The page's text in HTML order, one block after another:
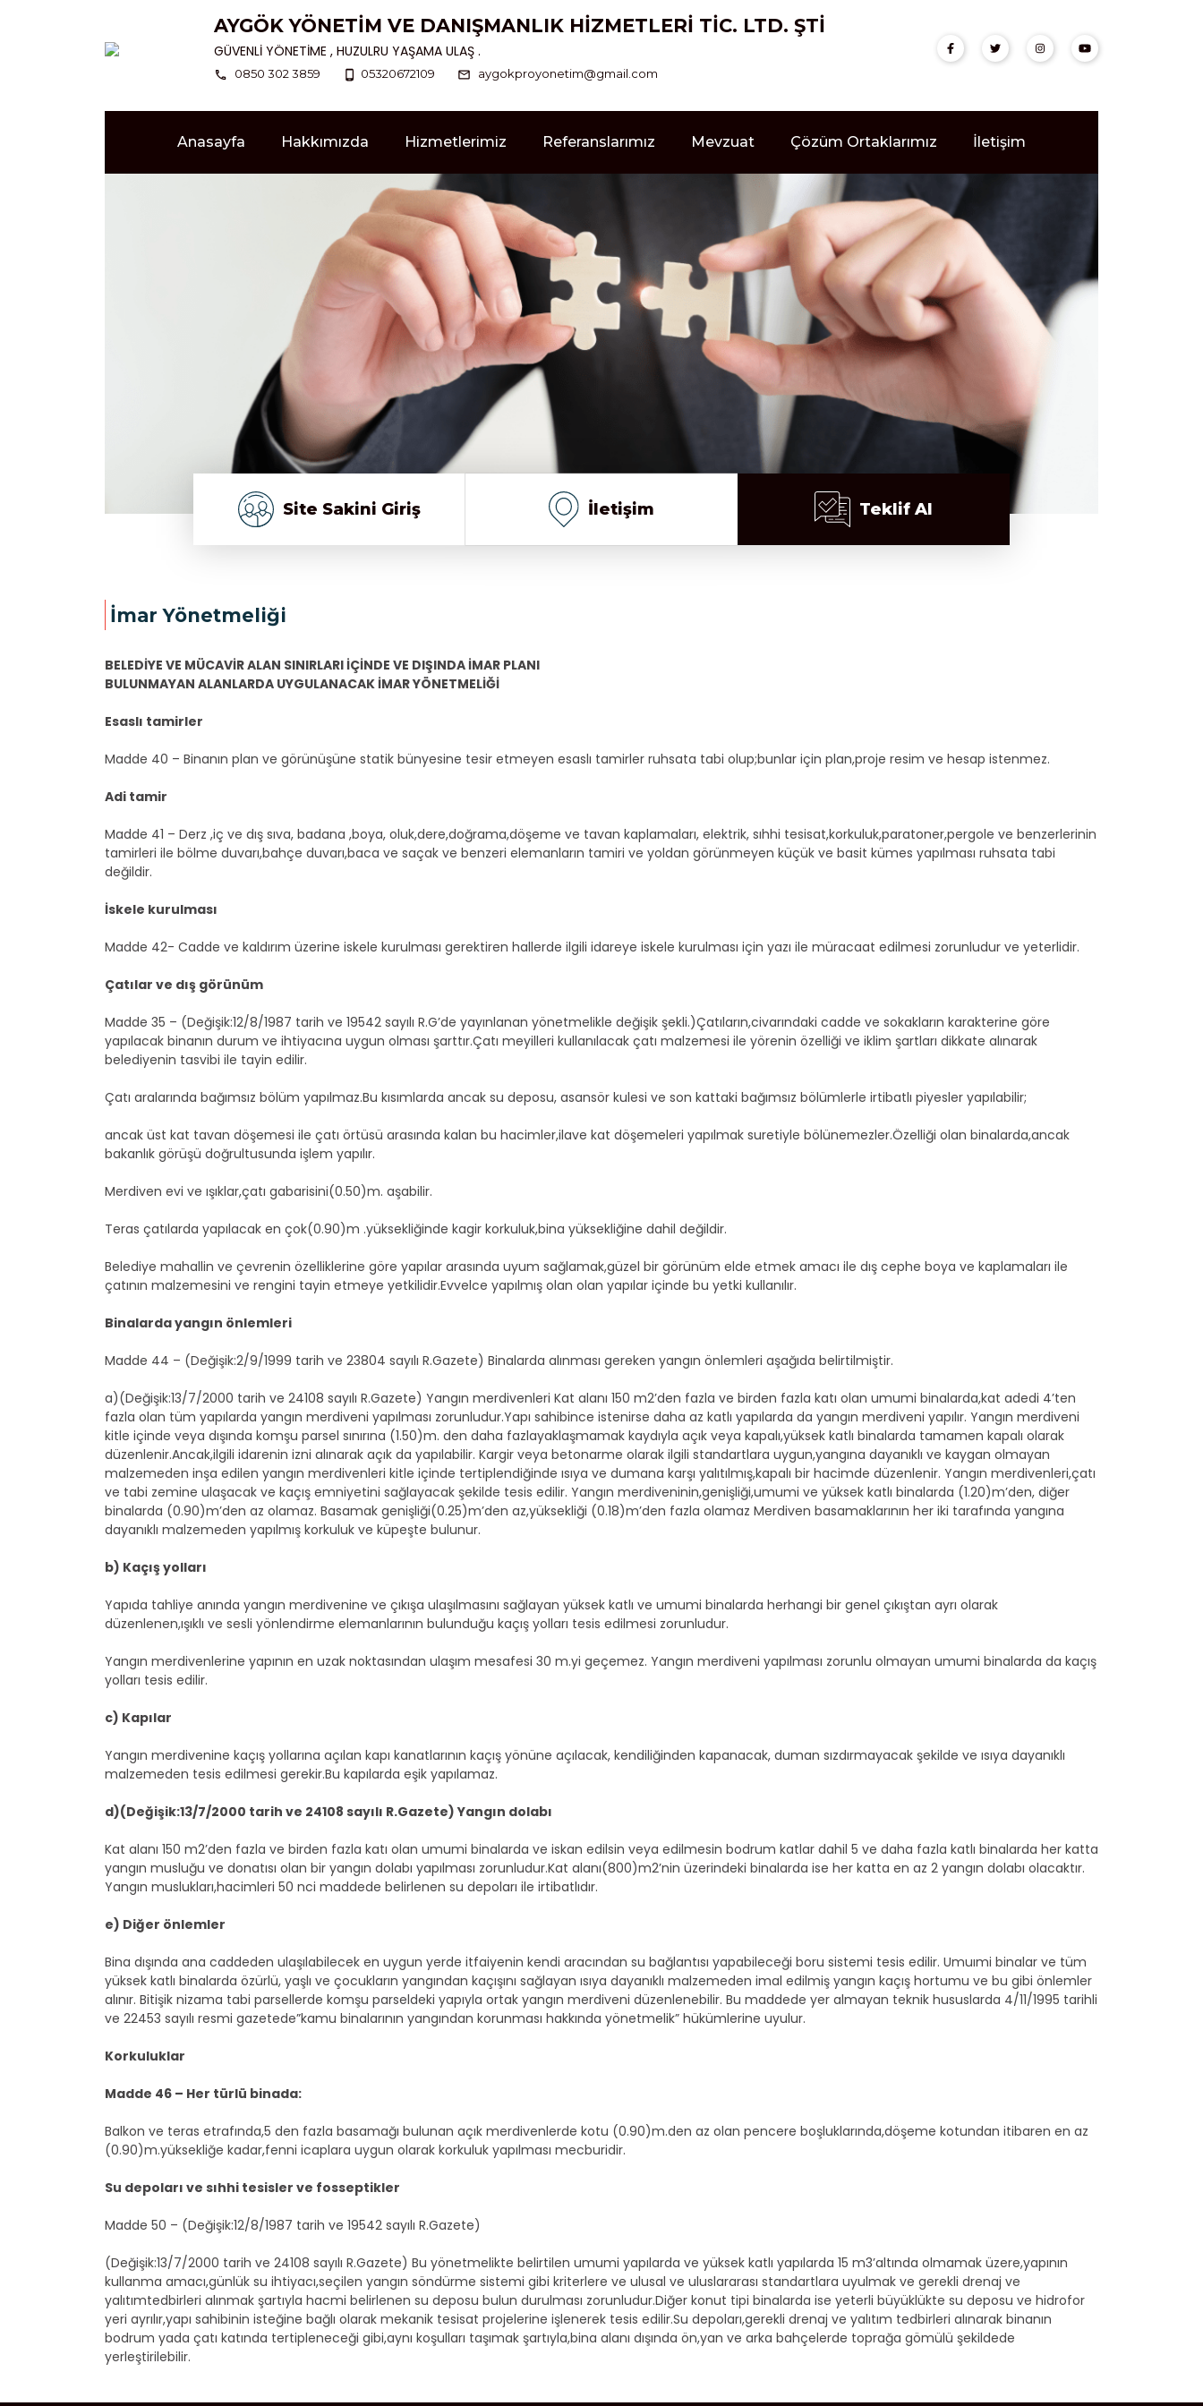
AYGÖK YÖNETİM VE DANIŞMANLIK HİZMETLERİ TİC. LTD. ŞTİ
GÜVENLİ YÖNETİME , HUZULRU YAŞAMA ULAŞ .
0850 302 3859 05320672109 aygokproyonetim@gmail.com
Anasayfa Hakkımızda Hizmetlerimiz Referanslarımız Mevzuat Çözüm Ortaklarımız İletişim
Site Sakini Giriş İletişim Teklif Al
İmar Yönetmeliği
BELEDİYE VE MÜCAVİR ALAN SINIRLARI İÇİNDE VE DIŞINDA İMAR PLANI
BULUNMAYAN ALANLARDA UYGULANACAK İMAR YÖNETMELİĞİ
Esaslı tamirler
Madde 40 – Binanın plan ve görünüşüne statik bünyesine tesir etmeyen esaslı tamirler ruhsata tabi olup;bunlar için plan,proje resim ve hesap istenmez.
Adi tamir
Madde 41 – Derz ,iç ve dış sıva, badana ,boya, oluk,dere,doğrama,döşeme ve tavan kaplamaları, elektrik, sıhhi tesisat,korkuluk,paratoner,pergole ve benzerlerinin
tamirleri ile bölme duvarı,bahçe duvarı,baca ve saçak ve benzeri elemanların tamiri ve yoldan görünmeyen küçük ve basit kümes yapılması ruhsata tabi
değildir.
İskele kurulması
Madde 42- Cadde ve kaldırım üzerine iskele kurulması gerektiren hallerde ilgili idareye iskele kurulması için yazı ile müracaat edilmesi zorunludur ve yeterlidir.
Çatılar ve dış görünüm
Madde 35 – (Değişik:12/8/1987 tarih ve 19542 sayılı R.G’de yayınlanan yönetmelikle değişik şekli.)Çatıların,civarındaki cadde ve sokakların karakterine göre
yapılacak binanın durum ve ihtiyacına uygun olması şarttır.Çatı meyilleri kullanılacak çatı malzemesi ile yörenin özelliği ve iklim şartları dikkate alınarak
belediyenin tasvibi ile tayin edilir.
Çatı aralarında bağımsız bölüm yapılmaz.Bu kısımlarda ancak su deposu, asansör kulesi ve son kattaki bağımsız bölümlerle irtibatlı piyesler yapılabilir;
ancak üst kat tavan döşemesi ile çatı örtüsü arasında kalan bu hacimler,ilave kat döşemeleri yapılmak suretiyle bölünemezler.Özelliği olan binalarda,ancak
bakanlık görüşü doğrultusunda işlem yapılır.
Merdiven evi ve ışıklar,çatı gabarisini(0.50)m. aşabilir.
Teras çatılarda yapılacak en çok(0.90)m .yüksekliğinde kagir korkuluk,bina yüksekliğine dahil değildir.
Belediye mahallin ve çevrenin özelliklerine göre yapılar arasında uyum sağlamak,güzel bir görünüm elde etmek amacı ile dış cephe boya ve kaplamaları ile
çatının malzemesini ve rengini tayin etmeye yetkilidir.Evvelce yapılmış olan olan yapılar içinde bu yetki kullanılır.
Binalarda yangın önlemleri
Madde 44 – (Değişik:2/9/1999 tarih ve 23804 sayılı R.Gazete) Binalarda alınması gereken yangın önlemleri aşağıda belirtilmiştir.
a)(Değişik:13/7/2000 tarih ve 24108 sayılı R.Gazete) Yangın merdivenleri Kat alanı 150 m2’den fazla ve birden fazla katı olan umumi binalarda,kat adedi 4’ten
fazla olan tüm yapılarda yangın merdiveni yapılması zorunludur.Yapı sahibince istenirse daha az katlı yapılarda da yangın merdiveni yapılır. Yangın merdiveni
kitle içinde veya dışında komşu parsel sınırına (1.50)m. den daha fazlayaklaşmamak kaydıyla açık veya kapalı,yüksek katlı binalarda tamamen kapalı olarak
düzenlenir.Ancak,ilgili idarenin izni alınarak açık da yapılabilir. Kargir veya betonarme olarak ilgili standartlara uygun,yangına dayanıklı ve kaygan olmayan
malzemeden inşa edilen yangın merdivenleri kitle içinde tertiplendiğinde ısıya ve dumana karşı yalıtılmış,kapalı bir hacimde düzenlenir. Yangın merdivenleri,çatı
ve tabi zemine ulaşacak ve kaçış emniyetini sağlayacak şekilde tesis edilir. Yangın merdiveninin,genişliği,umumi ve yüksek katlı binalarda (1.20)m’den, diğer
binalarda (0.90)m’den az olamaz. Basamak genişliği(0.25)m’den az,yüksekliği (0.18)m’den fazla olamaz Merdiven basamaklarının her iki tarafında yangına
dayanıklı malzemeden yapılmış korkuluk ve küpeşte bulunur.
b) Kaçış yolları
Yapıda tahliye anında yangın merdivenine ve çıkışa ulaşılmasını sağlayan yüksek katlı ve umumi binalarda herhangi bir genel çıkıştan ayrı olarak
düzenlenen,ışıklı ve sesli yönlendirme elemanlarının bulunduğu kaçış yolları tesis edilmesi zorunludur.
Yangın merdivenlerine yapının en uzak noktasından ulaşım mesafesi 30 m.yi geçemez. Yangın merdiveni yapılması zorunlu olmayan umumi binalarda da kaçış
yolları tesis edilir.
c) Kapılar
Yangın merdivenine kaçış yollarına açılan kapı kanatlarının kaçış yönüne açılacak, kendiliğinden kapanacak, duman sızdırmayacak şekilde ve ısıya dayanıklı
malzemeden tesis edilmesi gerekir.Bu kapılarda eşik yapılamaz.
d)(Değişik:13/7/2000 tarih ve 24108 sayılı R.Gazete) Yangın dolabı
Kat alanı 150 m2’den fazla ve birden fazla katı olan umumi binalarda ve iskan edilsin veya edilmesin bodrum katlar dahil 5 ve daha fazla katlı binalarda her katta
yangın musluğu ve donatısı olan bir yangın dolabı yapılması zorunludur.Kat alanı(800)m2’nin üzerindeki binalarda ise her katta en az 2 yangın dolabı olacaktır.
Yangın muslukları,hacimleri 50 nci maddede belirlenen su depoları ile irtibatlıdır.
e) Diğer önlemler
Bina dışında ana caddeden ulaşılabilecek en uygun yerde itfaiyenin kendi aracından su bağlantısı yapabileceği boru sistemi tesis edilir. Umuımi binalar ve tüm
yüksek katlı binalarda özürlü, yaşlı ve çocukların yangından kaçışını sağlayan ısıya dayanıklı malzemeden imal edilmiş yangın kaçış hortumu ve bu gibi önlemler
alınır. Bitişik nizama tabi parsellerde komşu parseldeki yapıyla ortak yangın merdiveni düzenlenebilir. Bu maddede yer almayan teknik hususlarda 4/11/1995 tarihli
ve 22453 sayılı resmi gazetede”kamu binalarının yangından korunması hakkında yönetmelik” hükümlerine uyulur.
Korkuluklar
Madde 46 – Her türlü binada:
Balkon ve teras etrafında,5 den fazla basamağı bulunan açık merdivenlerde kotu (0.90)m.den az olan pencere boşluklarında,döşeme kotundan itibaren en az
(0.90)m.yüksekliğe kadar,fenni icaplara uygun olarak korkuluk yapılması mecburidir.
Su depoları ve sıhhi tesisler ve fosseptikler
Madde 50 – (Değişik:12/8/1987 tarih ve 19542 sayılı R.Gazete)
(Değişik:13/7/2000 tarih ve 24108 sayılı R.Gazete) Bu yönetmelikte belirtilen umumi yapılarda ve yüksek katlı yapılarda 15 m3’altında olmamak üzere,yapının
kullanma amacı,günlük su ihtiyacı,seçilen yangın söndürme sistemi gibi kriterlere ve ulusal ve uluslararası standartlara uyulmak ve gerekli drenaj ve
yalıtımtedbirleri alınmak şartıyla hacmi belirlenen su deposu bulun durulması zorunludur.Diğer konut tipi binalarda ise yeterli büyüklükte su deposu ve hidrofor
yeri ayrılır,yapı sahibinin isteğine bağlı olarak mekanik tesisat projelerine işlenerek tesis edilir.Su depoları,gerekli drenaj ve yalıtım tedbirleri alınarak binanın
bodrum yada çatı katında tertipleneceği gibi,aynı koşulları taşımak şartıyla,bina alanı dışında ön,yan ve arka bahçelerde toprağa gömülü şekildede
yerleştirilebilir.